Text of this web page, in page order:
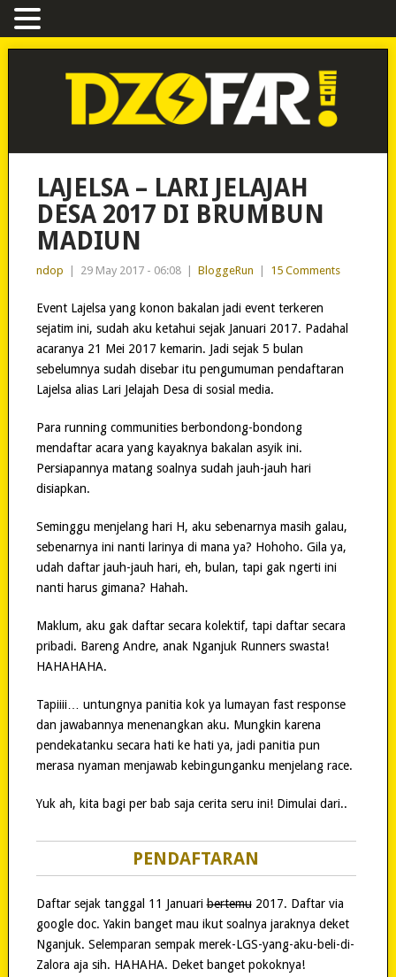
LAJELSA – LARI JELAJAH
DESA 2017 DI BRUMBUN
MADIUN
ndop 29 May 2017 - 06:08 BloggeRun 15 Comments
Event Lajelsa yang konon bakalan jadi event terkeren
sejatim ini, sudah aku ketahui sejak Januari 2017. Padahal
acaranya 21 Mei 2017 kemarin. Jadi sejak 5 bulan
sebelumnya sudah disebar itu pengumuman pendaftaran
Lajelsa alias Lari Jelajah Desa di sosial media.
Para running communities berbondong-bondong
mendaftar acara yang kayaknya bakalan asyik ini.
Persiapannya matang soalnya sudah jauh-jauh hari
disiapkan.
Seminggu menjelang hari H, aku sebenarnya masih galau,
sebenarnya ini nanti larinya di mana ya? Hohoho. Gila ya,
udah daftar jauh-jauh hari, eh, bulan, tapi gak ngerti ini
nanti harus gimana? Hahah.
Maklum, aku gak daftar secara kolektif, tapi daftar secara
pribadi. Bareng Andre, anak Nganjuk Runners swasta!
HAHAHAHA.
Tapiiii… untungnya panitia kok ya lumayan fast response
dan jawabannya menenangkan aku. Mungkin karena
pendekatanku secara hati ke hati ya, jadi panitia pun
merasa nyaman menjawab kebingunganku menjelang race.
Yuk ah, kita bagi per bab saja cerita seru ini! Dimulai dari..
PENDAFTARAN
Daftar sejak tanggal 11 Januaribertemu2017. Daftar via
google doc. Yakin banget mau ikut soalnya jaraknya deket
Nganjuk. Selemparan sempak merek-LGS-yang-aku-beli-di-
Zalora aja sih. HAHAHA. Deket banget pokoknya!